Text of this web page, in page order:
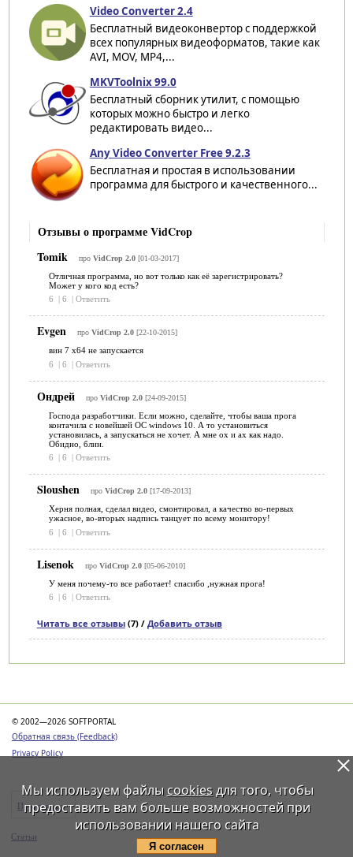
Video Converter 2.4
Бесплатный видеоконвертор с поддержкой
всех популярных видеоформатов, такие как
AVI, MOV, MP4,...
MKVToolnix 99.0
Бесплатный сборник утилит, с помощью
которых можно быстро и легко
редактировать видео...
Any Video Converter Free 9.2.3
Бесплатная и простая в использовании
программа для быстрого и качественного...
Отзывы о программе VidCrop
Tomik
про VidCrop 2.0[01-03-2017]
Отличная программа, но вот только как её зарегистрировать?
Может у кого код есть?
6
6 Ответить
Evgen про VidCrop 2.0[22-10-2015]
вин 7 х64 не запускается
6
| 6 | Ответить
Ондрей про VidCrop 2.0[24-09-2015]
Господа разработчики. Если можно, сделайте, чтобы ваша прога
контачила с новейшей ОС windows 10. А то установиться
установилась, а запускаться не хочет. А мне ох и ах как надо.
Обидно, блин.
6
6 Ответить
Sloushen про VidCrop 2.0[17-09-2013]
Херня полная, сделал видео, смонтировал, а качество во-первых
ужасное, во-вторых надпись танцует по всему монитору!
6
| 6 | Ответить
Lisenok про VidCrop 2.0[05-06-2010]
У меня почему-то все работает! спасибо ,нужная прога!
6
6 Ответить
Читать все отзывы(7) / Добавить отзыв
© 2002—2026 SOFTPORTAL
Обратная связь (Feedback)
Privacy Policy
Программы
Статьи
Мы используем файлы cookiesдля того, чтобы
предоставить вам больше возможностей при
использовании нашего сайта